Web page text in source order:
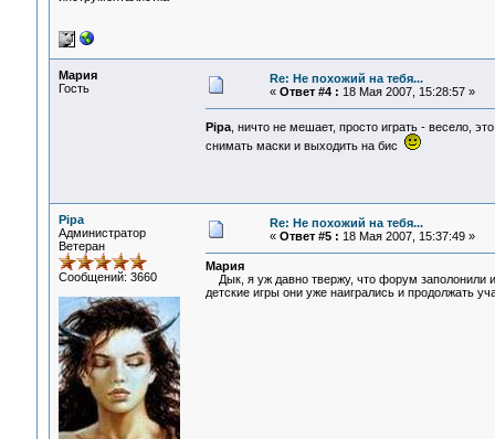
Мария
Гость
Re: Не похожий на тебя...
« Ответ #4 : 18 Мая 2007, 15:28:57 »
Pipa, ничто не мешает, просто играть - весело,
снимать маски и выходить на бис
Pipa
Администратор
Ветеран
Сообщений: 3660
Re: Не похожий на тебя...
« Ответ #5 : 18 Мая 2007, 15:37:49 »
Мария
Дык, я уж давно твержу, что форум заполонили
детские игры они уже наигрались и продолжать